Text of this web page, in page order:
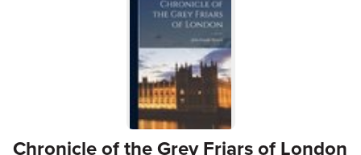
Chronicle of the Grey Friars of London